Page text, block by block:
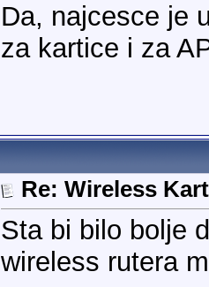
Da, najcesce je
za kartice i za
Re: Wireless
Sta bi bilo bolje
wireless rutera